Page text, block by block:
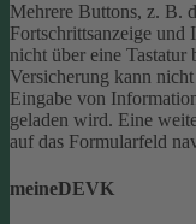
Mehrere Buttons, z. B.
Fortschrittsanzeige und
nicht über eine Tastatur
Versicherung kann
Eingabe von
geladen wird. Eine
auf das Formularfeld
meineDEVK